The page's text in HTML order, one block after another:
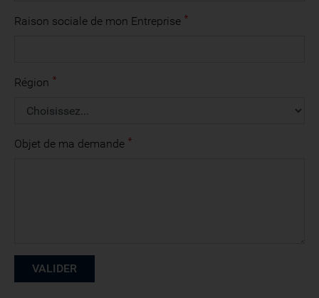
Raison sociale de mon Entreprise
Région
Objet de ma demande